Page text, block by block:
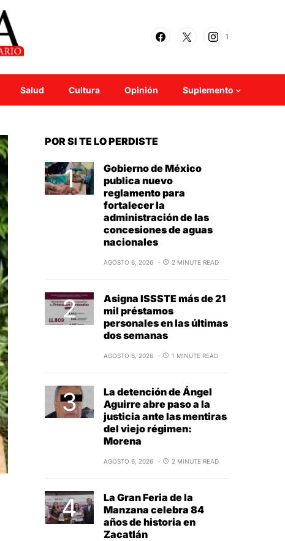
1
Salud Cultura Opinión Suplemento
POR SI TE LO PERDISTE
Gobierno de México
publica nuevo
reglamento para
fortalecer la
administración de las
concesiones de aguas
nacionales
AGOSTO 6, 2026 2 MINUTE READ
Asigna ISSSTE más de 21
mil préstamos
personales en las últimas
dos semanas
AGOSTO 6, 2026 1 MINUTE READ
La detención de Ángel
Aguirre abre paso a la
justicia ante las mentiras
del viejo régimen:
Morena
AGOSTO 6, 2026 2 MINUTE READ
La Gran Feria de la
Manzana celebra 84
años de historia en
Zacatlán